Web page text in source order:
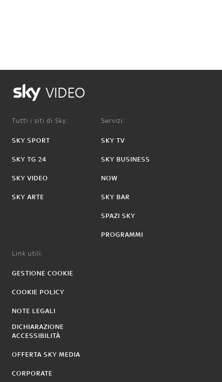
VIDEO
Tutti i siti di Sky:
SKY SPORT
SKY TG 24
SKY VIDEO
SKY ARTE
Servizi:
SKY TV
SKY BUSINESS
NOW
SKY BAR
SPAZI SKY
PROGRAMMI
Link utili:
GESTIONE COOKIE
COOKIE POLICY
NOTE LEGALI
DICHIARAZIONE
ACCESSIBILITÀ
OFFERTA SKY MEDIA
CORPORATE